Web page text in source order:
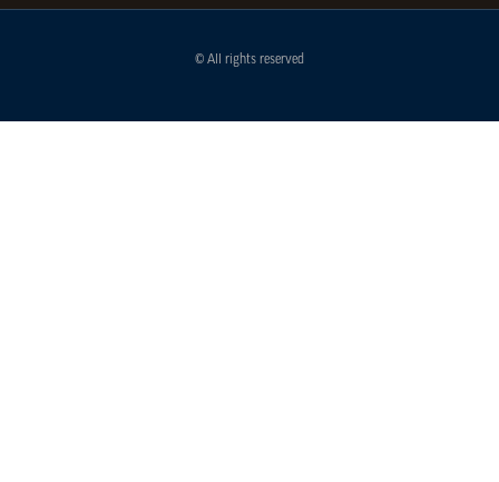
© All rights reserved